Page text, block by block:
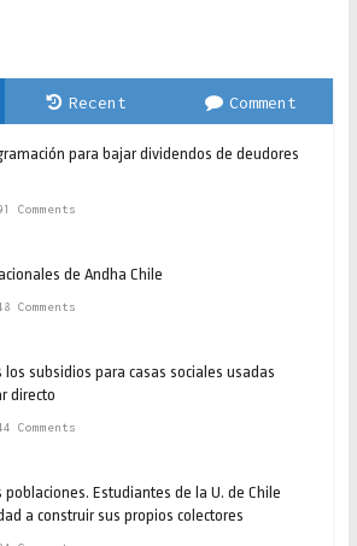
Recent Comment
para bajar dividendos de deudores
Comments
de Andha Chile
Comments
subsidios para casas sociales usadas
directo
Comments
Estudiantes de la U. de Chile
a construir sus propios colectores